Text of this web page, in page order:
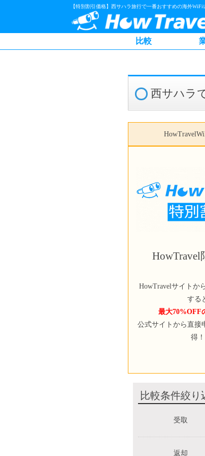
【特別割引価格】西サハラ旅行で一番おすすめの海外WiFi
比較
西サハラ
HowTravel
HowTravelサイトか
する
最大70%OFF
公式サイトから直接
得！
比較条件絞り
受取
返却